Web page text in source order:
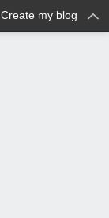
Create my blog